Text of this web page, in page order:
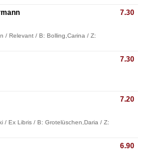
7.30
/ Relevant / B: Bolling,Carina / Z:
7.30
7.20
/ Ex Libris / B: Grotelüschen,Daria / Z:
6.90